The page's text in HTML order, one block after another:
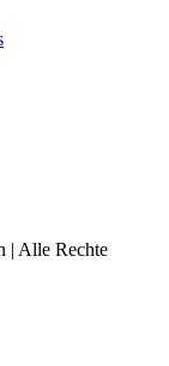
| Alle Rechte